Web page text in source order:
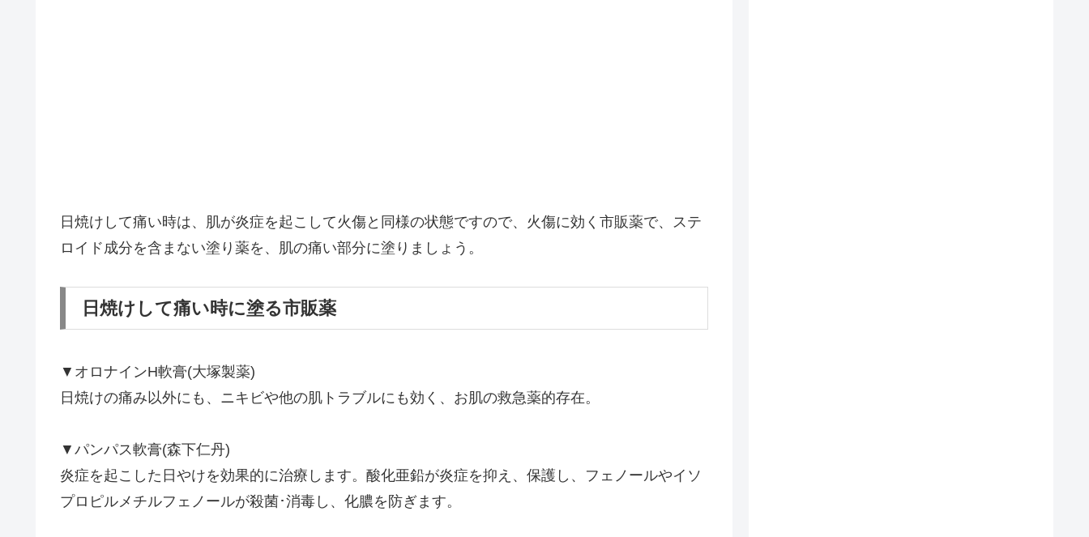
日焼けして痛い時は、肌が炎症を起こして火傷と同様の状態ですので、火傷に効く市販薬で、ステ
ロイド成分を含まない塗り薬を、肌の痛い部分に塗りましょう。
日焼けして痛い時に塗る市販薬
▼オロナインH軟膏(大塚製薬)
日焼けの痛み以外にも、ニキビや他の肌トラブルにも効く、お肌の救急薬的存在。
▼パンパス軟膏(森下仁丹)
炎症を起こした日やけを効果的に治療します。酸化亜鉛が炎症を抑え、保護し、フェノールやイソ
プロピルメチルフェノールが殺菌･消毒し、化膿を防ぎます。